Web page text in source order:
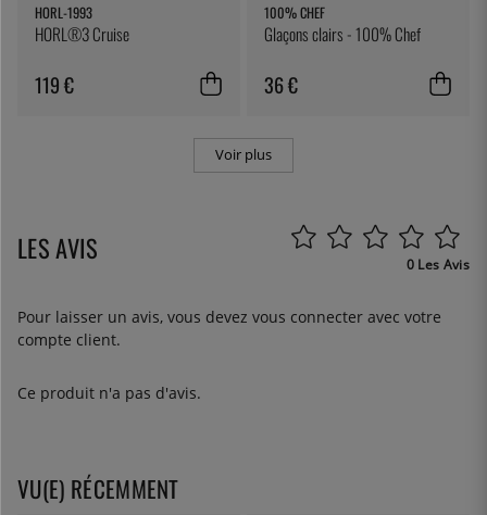
HORL-1993
HORL®3 Cruise
119 €
100% CHEF
Glaçons clairs - 100% Chef
36 €
Voir plus
LES AVIS 0 Les Avis
Pour laisser un avis, vous devez vous connecter avec votre
compte client.
Ce produit n'a pas d'avis.
VU(E) RÉCEMMENT